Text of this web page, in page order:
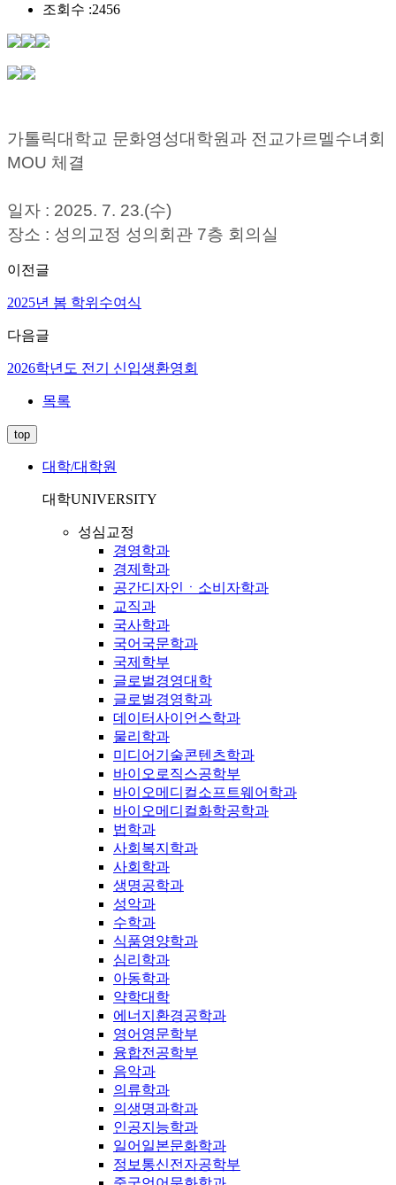
조회수 :2456
가톨릭대학교 문화영성대학원과 전교가르멜수녀회
MOU 체결
일자 : 2025. 7. 23.(수)
장소 : 성의교정 성의회관 7층 회의실
이전글
2025년 봄 학위수여식
다음글
2026학년도 전기 신입생환영회
목록
top
대학/대학원
대학UNIVERSITY
성심교정
경영학과
경제학과
공간디자인ㆍ소비자학과
교직과
국사학과
국어국문학과
국제학부
글로벌경영대학
글로벌경영학과
데이터사이언스학과
물리학과
미디어기술콘텐츠학과
바이오로직스공학부
바이오메디컬소프트웨어학과
바이오메디컬화학공학과
법학과
사회복지학과
사회학과
생명공학과
성악과
수학과
식품영양학과
심리학과
아동학과
약학대학
에너지환경공학과
영어영문학부
융합전공학부
음악과
의류학과
의생명과학과
인공지능학과
일어일본문화학과
정보통신전자공학부